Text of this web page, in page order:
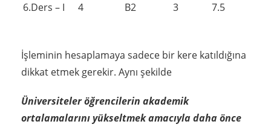
6.Ders – I 4 B2 3 7.5
İşleminin hesaplamaya sadece bir kere katıldığına
dikkat etmek gerekir. Aynı şekilde
Üniversiteler öğrencilerin akademik
ortalamalarını yükseltmek amacıyla daha önce